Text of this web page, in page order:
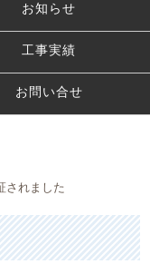
お知らせ
工事実績
お問い合せ
されました